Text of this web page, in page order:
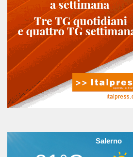
Salerno